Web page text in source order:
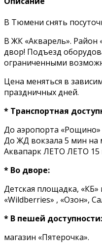
В Тюмени снять
В ЖК «Акварель».
двор! Подъезд
ограниченными
Цена меняться в
праздничных дней.
* Транспортная
До аэропорта
До ЖД вокзала 5 мин на
Аквапарк ЛЕТО ЛЕТО
* Во дворе:
Детская площадка, «КБ»
«Wildberries» , «Озон»,
* В пешей доступности:
магазин «Пятерочка».